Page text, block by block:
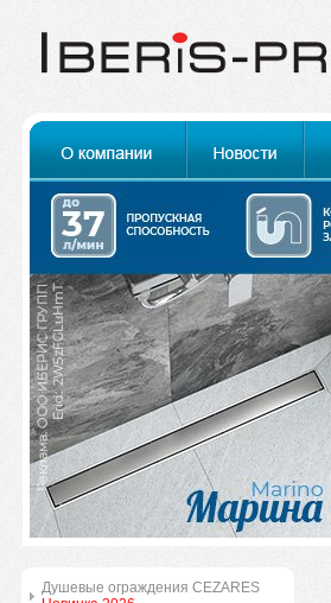
Душевые ограждения CEZARES